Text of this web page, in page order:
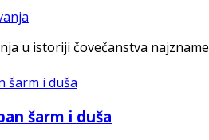
u istoriji čovečanstva
šarm i duša